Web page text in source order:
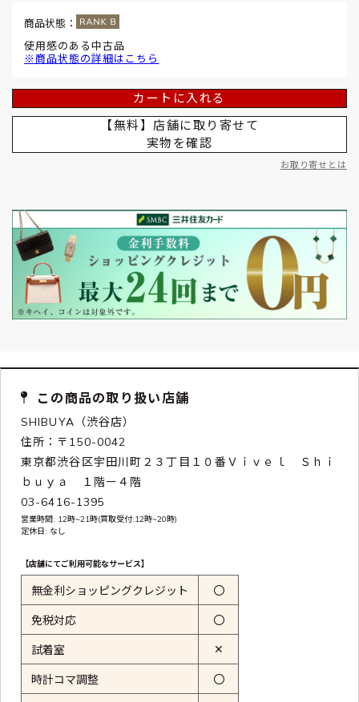
商品状態：
使用感のある中古品
※商品状態の詳細はこちら
カートに入れる
【無料】店舗に取り寄せて
実物を確認
お取り寄せとは
この商品の取り扱い店舗
SHIBUYA（渋谷店）
住所：〒150-0042
東京都渋谷区宇田川町２３丁目１０番Ｖｉｖｅｌ Ｓｈｉ
ｂｕｙａ １階ー４階
03-6416-1395
営業時間: 12時~21時(買取受付:12時~20時)
定休日: なし
【店舗にてご利用可能なサービス】
無金利ショッピングクレジット 〇
免税対応 〇
試着室 ✕
時計コマ調整 〇